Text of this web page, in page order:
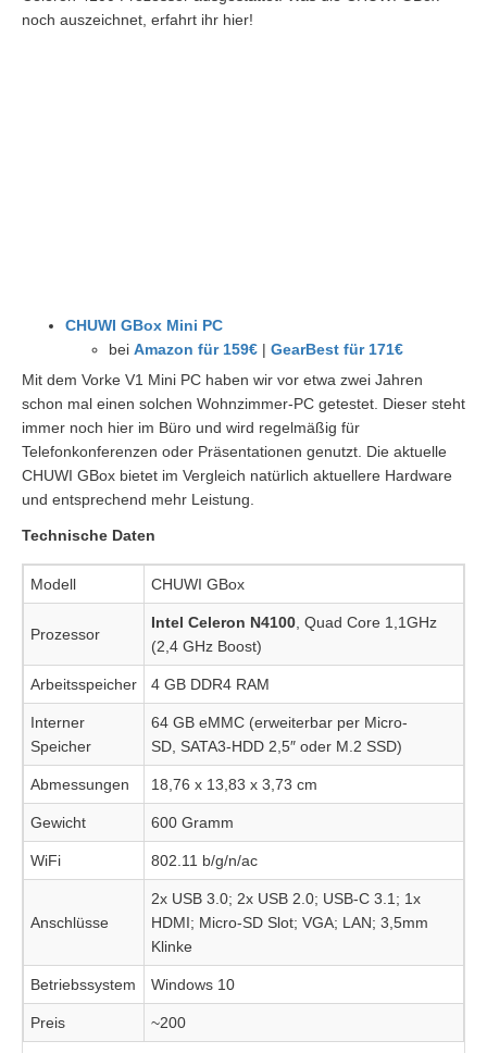
noch auszeichnet, erfahrt ihr hier!
CHUWI GBox Mini PC
bei Amazon für 159€ | GearBest für 171€
Mit dem Vorke V1 Mini PC haben wir vor etwa zwei Jahren
schon mal einen solchen Wohnzimmer-PC getestet. Dieser steht
immer noch hier im Büro und wird regelmäßig für
Telefonkonferenzen oder Präsentationen genutzt. Die aktuelle
CHUWI GBox bietet im Vergleich natürlich aktuellere Hardware
und entsprechend mehr Leistung.
Technische Daten
Modell CHUWI GBox
Prozessor
Intel Celeron N4100 , Quad Core 1,1GHz
(2,4 GHz Boost)
Arbeitsspeicher 4 GB DDR4 RAM
Interner
Speicher
64 GB eMMC (erweiterbar per Micro-
SD, SATA3-HDD 2,5″ oder M.2 SSD)
Abmessungen 18,76 x 13,83 x 3,73 cm
Gewicht 600 Gramm
WiFi 802.11 b/g/n/ac
Anschlüsse
2x USB 3.0; 2x USB 2.0; USB-C 3.1; 1x
HDMI; Micro-SD Slot; VGA; LAN; 3,5mm
Klinke
Betriebssystem Windows 10
Preis ~200